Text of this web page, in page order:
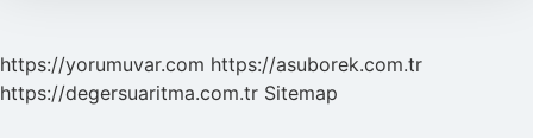
https://yorumuvar.com https://asuborek.com.tr
https://degersuaritma.com.tr Sitemap